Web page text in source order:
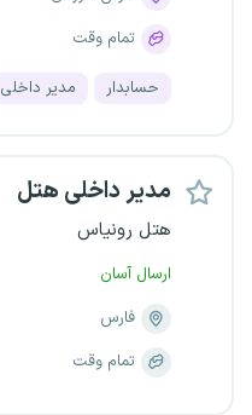
تمام وقت
حسابدار مدیر داخلی
مدیر داخلی هتل
هتل رونیاس
ارسال آسان
فارس
تمام وقت